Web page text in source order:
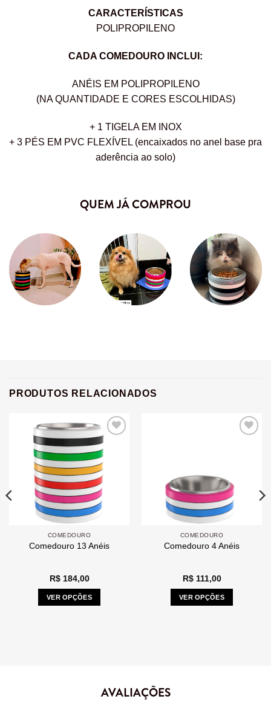
CARACTERÍSTICAS
POLIPROPILENO
CADA COMEDOURO INCLUI:
ANÉIS EM POLIPROPILENO
(NA QUANTIDADE E CORES ESCOLHIDAS)
+ 1 TIGELA EM INOX
+ 3 PÉS EM PVC FLEXÍVEL (encaixados no anel base pra
aderência ao solo)
QUEM JÁ COMPROU
PRODUTOS RELACIONADOS
Add to
wishlist
COMEDOURO
Comedouro 13 Anéis
R$184,00
VER OPÇÕES
COMEDOURO
Comedouro 4 Anéis
R$111,00
VER OPÇÕES
AVALIAÇÕES